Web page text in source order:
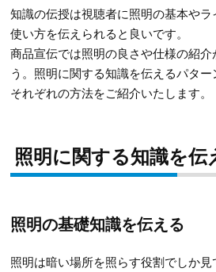
知識の伝授は視聴者に照明の基本やラ
使い方を伝えられると良いです。
商品宣伝では照明の良さや仕様の紹介
う。照明に関する知識を伝えるパタ
それぞれの方法をご紹介いたします。
照明に関する知識を伝
照明の基礎知識を伝える
照明は暗い場所を照らす役割でしか